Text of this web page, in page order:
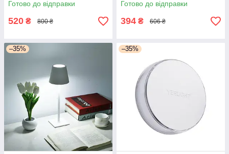
Готово до відправки
520 ₴ 800 ₴
Готово до відправки
394 ₴ 606 ₴
–35% –35%